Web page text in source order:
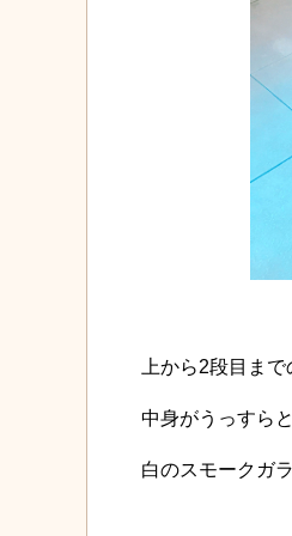
上から2段目ま
中身がうっすら
白のスモークガ